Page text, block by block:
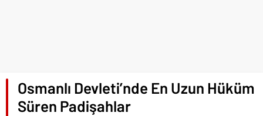
Osmanlı Devleti’nde En Uzun Hüküm
Süren Padişahlar